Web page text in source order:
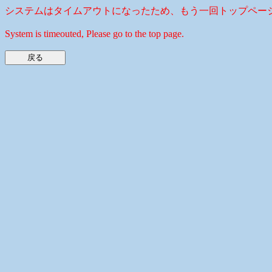
システムはタイムアウトになったため、もう一回トップペー
System is timeouted, Please go to the top page.